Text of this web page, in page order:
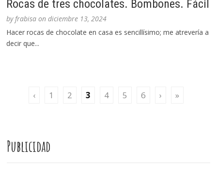
Rocas de tres chocolates. Bombones. Fácil
byfrabisa ondiciembre 13, 2024
Hacer rocas de chocolate en casa es sencillísimo; me atrevería a
decir que...
‹ 1 2 3 4 5 6 › »
Publicidad